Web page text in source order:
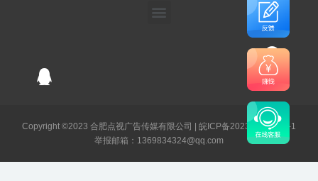
Copyright ©2023 合肥点视广告传媒有限公司 | 皖ICP备2023003141号-1
举报邮箱：1369834324@qq.com